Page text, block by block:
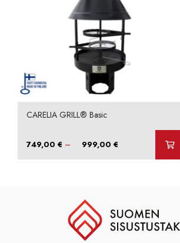
CARELIA GRILL® Basic
749,00€ – 999,00€